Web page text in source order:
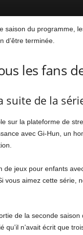
saison du programme,
d’être terminée.
les fans
suite de la
sur la plateforme de
avec Gi-Hun, un
jeux pour enfants
vous aimez cette série,
de la seconde
n’avait écrit que